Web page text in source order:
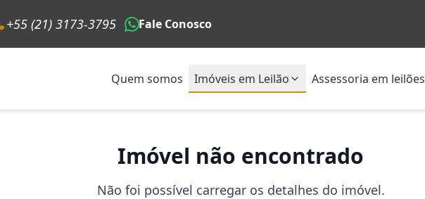
+55 (21) 3173-3795 Fale Conosco
Quem somos Imóveis em Leilão Assessoria em leilões
Imóvel não encontrado
Não foi possível carregar os detalhes do imóvel.